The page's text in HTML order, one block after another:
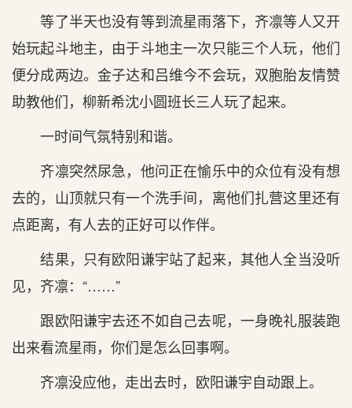
等了半天也没有等到流星雨落下，齐凛等人又开
始玩起斗地主，由于斗地主一次只能三个人玩，他们
便分成两边。金子达和吕维今不会玩，双胞胎友情赞
助教他们，柳新希沈小圆班长三人玩了起来。
一时间气氛特别和谐。
齐凛突然尿急，他问正在愉乐中的众位有没有想
去的，山顶就只有一个洗手间，离他们扎营这里还有
点距离，有人去的正好可以作伴。
结果，只有欧阳谦宇站了起来，其他人全当没听
见，齐凛：“……”
跟欧阳谦宇去还不如自己去呢，一身晚礼服装跑
出来看流星雨，你们是怎么回事啊。
齐凛没应他，走出去时，欧阳谦宇自动跟上。